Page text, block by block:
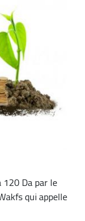
Da par le
qui appelle